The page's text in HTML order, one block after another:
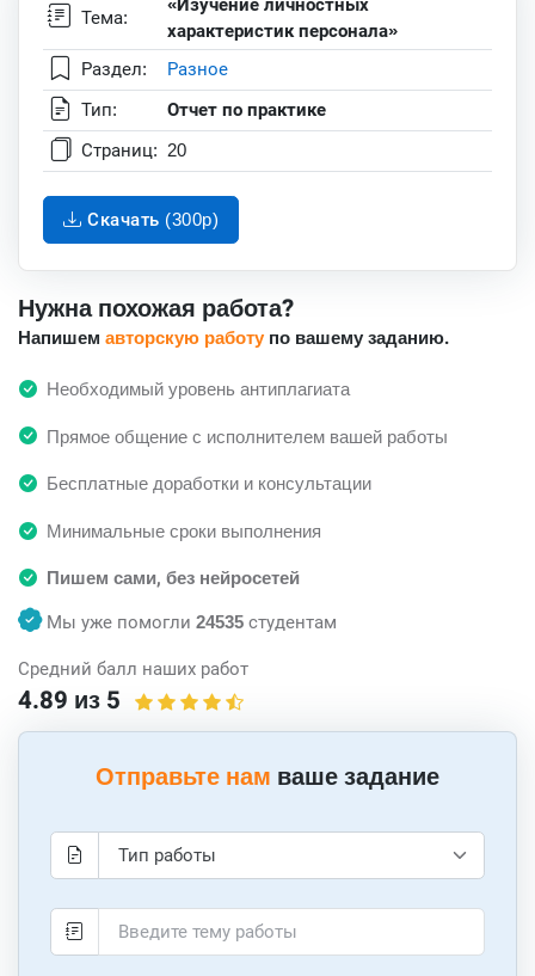
Тема:
«Изучение личностных
характеристик персонала»
Раздел:
Разное
Тип:
Отчет по практике
Страниц: 20
Скачать (300p)
Нужна похожая работа?
Напишем авторскую работу по вашему заданию.
Необходимый уровень антиплагиата
Прямое общение с исполнителем вашей работы
Бесплатные доработки и консультации
Минимальные сроки выполнения
Пишем сами, без нейросетей
Мы уже помогли 24535 студентам
Средний балл наших работ
4.89 из 5
Отправьте нам ваше задание